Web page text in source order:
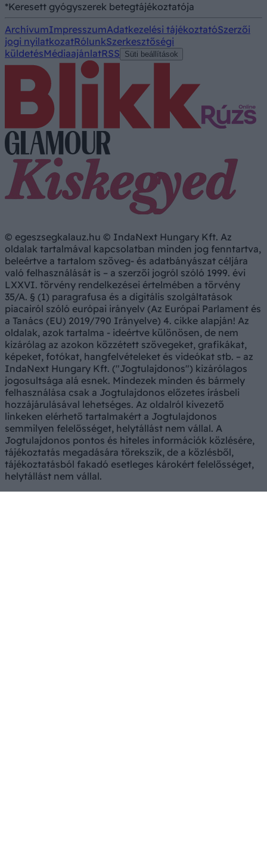
*Keresett gyógyszerek betegtájékoztatója
ArchívumImpresszumAdatkezelési tájékoztatóSzerzői
jogi nyilatkozatRólunkSzerkesztőségi
küldetésMédiaajánlatRSS Süti beállítások
© egeszsegkalauz.hu © IndaNext Hungary Kft. Az
oldalak tartalmával kapcsolatban minden jog fenntartva,
beleértve a tartalom szöveg- és adatbányászat céljára
való felhasználását is – a szerzői jogról szóló 1999. évi
LXXVI. törvény rendelkezései értelmében a törvény
35/A. § (1) paragrafusa és a digitális szolgáltatások
piacairól szóló európai irányelv (Az Európai Parlament és
a Tanács (EU) 2019/790 Irányelve) 4. cikke alapján! Az
oldalak, azok tartalma - ideértve különösen, de nem
kizárólag az azokon közzétett szövegeket, grafikákat,
képeket, fotókat, hangfelvételeket és videókat stb. – az
IndaNext Hungary Kft. ("Jogtulajdonos") kizárólagos
jogosultsága alá esnek. Mindezek minden és bármely
felhasználása csak a Jogtulajdonos előzetes írásbeli
hozzájárulásával lehetséges. Az oldalról kivezető
linkeken elérhető tartalmakért a Jogtulajdonos
semmilyen felelősséget, helytállást nem vállal. A
Jogtulajdonos pontos és hiteles információk közlésére,
tájékoztatás megadására törekszik, de a közlésből,
tájékoztatásból fakadó esetleges károkért felelősséget,
helytállást nem vállal.